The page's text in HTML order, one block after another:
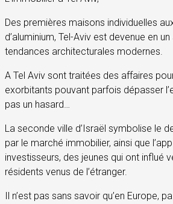
Des premières maisons individuelles
d’aluminium, Tel-Aviv est devenue en
tendances architecturales modernes.
A Tel Aviv sont traitées des affaires
exorbitants pouvant parfois dépasser
pas un hasard…
La seconde ville d’Israël symbolise le
par le marché immobilier, ainsi que
investisseurs, des jeunes qui ont influé
résidents venus de l’étranger.
Il n’est pas sans savoir qu’en Europe,